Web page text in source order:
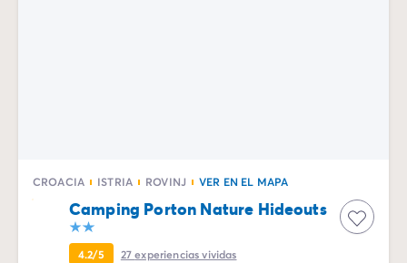
CROACIA ISTRIA ROVINJ VER EN EL MAPA
Camping Porton Nature Hideouts
4.2/5 27experiencias vividas